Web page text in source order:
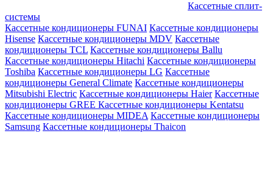
Кассетные сплит-
системы
Кассетные кондиционеры FUNAI Кассетные кондиционеры
Hisense Кассетные кондиционеры MDV Кассетные
кондиционеры TCL Кассетные кондиционеры Ballu
Кассетные кондиционеры Hitachi Кассетные кондиционеры
Toshiba Кассетные кондиционеры LG Кассетные
кондиционеры General Climate Кассетные кондиционеры
Mitsubishi Electric Кассетные кондиционеры Haier Кассетные
кондиционеры GREE Кассетные кондиционеры Kentatsu
Кассетные кондиционеры MIDEA Кассетные кондиционеры
Samsung Кассетные кондиционеры Thaicon